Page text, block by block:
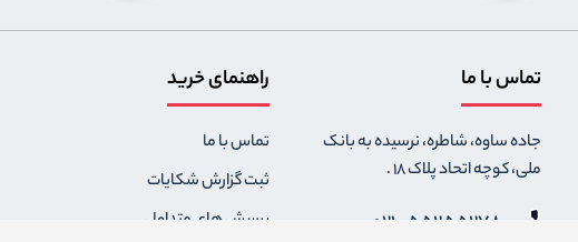
تماس با ما
جاده ساوه، شاطره، نرسیده به بانک
ملی، کوچه اتحاد پلاک 18 .
021-55255278
راهنمای خرید
تماس با ما
ثبت گزارش شکایات
پرسش های متداول